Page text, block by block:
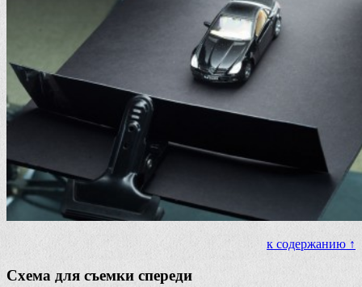
к содержанию ↑
Схема для съемки спереди